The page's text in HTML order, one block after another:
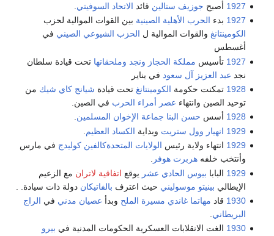
1927 أصبح جوزيف ستالين قائد الاتحاد السوفيتي
1927 بدء الحرب الأهلية الصينية بين القوات الموالية لحزب
الكومينتانغ والقوات الموالية ل الحزب الشيوعي الصيني في
أغسطس
1927 تأسيس مملكة الحجاز ونجد وملحقاتها تحت قيادة سلطان
نجد عبد العزيز آل سعود في يناير
1928 تمكنت حكومة الكومينتانغ تحت قيادة شيانج كاي شيك من
توحيد الصين وانتهاء عصر أمراء الحرب في الصين.
1928 أسس حسن البنا جماعة الإخوان المسلمين.
1929 انهيار وول ستريت وبداية الكساد العظيم
1929 انتهاء ولاية رئيس الولايات المتحدةكالفين كوليدج في مارس
وأنتخب خلفههربرت هوفر .
1929 البابا بيوس الحادي عشر يوقع اتفاقية لاتران مع الزعيم
الإيطالي بينيتو موسوليني حيث اعترف بالفاتيكان دولة ذات سيادة. .
1930 قاد مهاتما غاندي مسيرة الملح وبدأ عصيان مدني في الراج
البريطاني
1930 الغت الانقلابات العسكرية الحكومات المدنية في بيرو